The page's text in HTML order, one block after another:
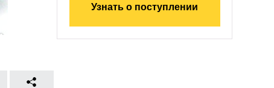
Узнать о поступлении